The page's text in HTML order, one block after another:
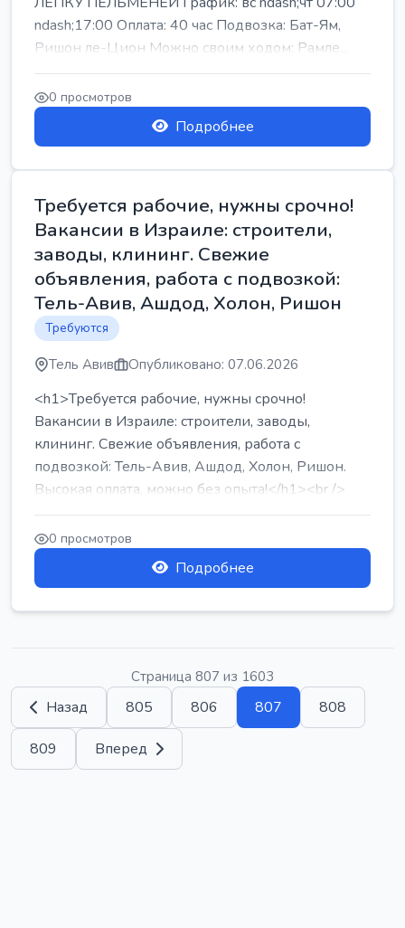
ndash;17:00 Оплата: 40 час Подвозка: Бат-Ям,
Ришон ле-Цион Можно своим ходом: Рамле...
0 просмотров
Подробнее
Требуется рабочие, нужны срочно!
Вакансии в Израиле: строители,
заводы, клининг. Свежие
объявления, работа с подвозкой:
Тель-Авив, Ашдод, Холон, Ришон
Требуются
Тель Авив Опубликовано: 07.06.2026
<h1>Требуется рабочие, нужны срочно!
Вакансии в Израиле: строители, заводы,
клининг. Свежие объявления, работа с
подвозкой: Тель-Авив, Ашдод, Холон, Ришон.
Высокая оплата, можно без опыта!</h1><br />
...
0 просмотров
Подробнее
Страница 807 из 1603
Назад 805 806 807 808
809 Вперед